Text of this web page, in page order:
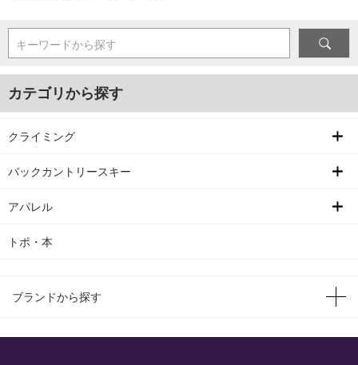
キーワードから探す
カテゴリから探す
クライミング
バックカントリースキー
アパレル
トポ・本
ブランドから探す